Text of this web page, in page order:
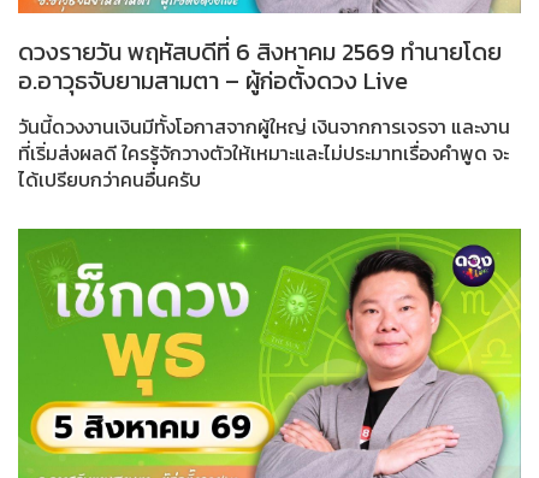
ดวงรายวัน พฤหัสบดีที่ 6 สิงหาคม 2569 ทำนายโดย
อ.อาวุธจับยามสามตา – ผู้ก่อตั้งดวง Live
วันนี้ดวงงานเงินมีทั้งโอกาสจากผู้ใหญ่ เงินจากการเจรจา และงาน
ที่เริ่มส่งผลดี ใครรู้จักวางตัวให้เหมาะและไม่ประมาทเรื่องคำพูด จะ
ได้เปรียบกว่าคนอื่นครับ